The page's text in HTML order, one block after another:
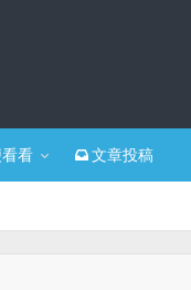
看 文章投稿